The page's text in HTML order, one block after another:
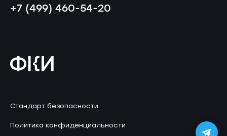
+7 (499) 460-54-20
Стандарт безопасности
Политика конфиденциальности